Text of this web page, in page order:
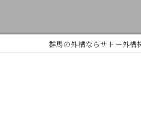
群馬の外構ならサトー外構